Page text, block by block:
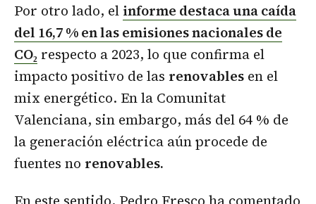
Por otro lado, el informe destaca una caída
del 16,7 % en las emisiones nacionales de
CO₂ respecto a 2023, lo que confirma el
impacto positivo de las renovables en el
mix energético. En la Comunitat
Valenciana, sin embargo, más del 64 % de
la generación eléctrica aún procede de
fuentes no renovables.